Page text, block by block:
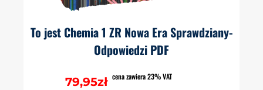
To jest Chemia 1 ZR Nowa Era Sprawdziany-
Odpowiedzi PDF
79,95zł cena zawiera 23% VAT